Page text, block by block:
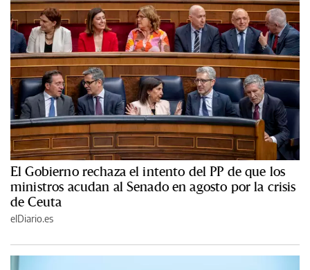
El Gobierno rechaza el intento del PP de que los
ministros acudan al Senado en agosto por la crisis
de Ceuta
elDiario.es